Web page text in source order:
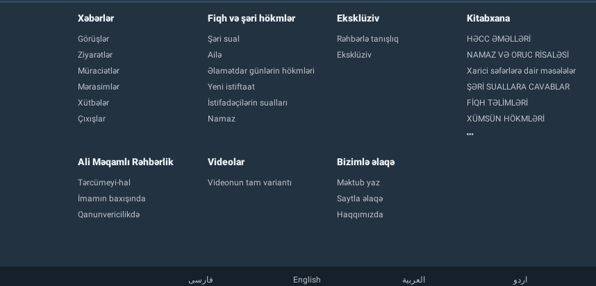
Xəbərlər
Görüşlər
Ziyarətlər
Müraciətlər
Mərasimlər
Xütbələr
Çıxışlar
Fiqh və şəri hökmlər
Şəri sual
Ailə
Əlamətdar günlərin hökmləri
Yeni istiftaat
İstifadəçilərin sualları
Namaz
Eksklüziv
Rəhbərlə tanışlıq
Eksklüziv
Kitabxana
HƏCC ƏMƏLLƏRİ
NAMAZ VƏ ORUC RİSALƏSİ
Xarici səfərlərə dair məsələlər
ŞƏRİ SUALLARA CAVABLAR
FİQH TƏLİMLƏRİ
XÜMSÜN HÖKMLƏRİ
Ali Məqamlı Rəhbərlik
Tərcümeyi-hal
İmamın baxışında
Qanunvericilikdə
Videolar
Videonun tam variantı
Bizimlə əlaqə
Məktub yaz
Saytla əlaqə
Haqqımızda
فارسی English العربية اردو